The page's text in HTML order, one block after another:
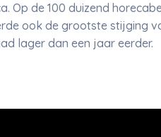
Op de 100 duizend
ook de grootste stijging
lager dan een jaar eerder.